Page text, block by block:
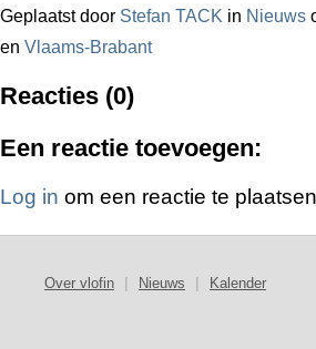
Geplaatst door Stefan TACK in Nieuws
en Vlaams-Brabant
Reacties (0)
Een reactie toevoegen:
Log in om een reactie te
Over vlofin Nieuws Kalender